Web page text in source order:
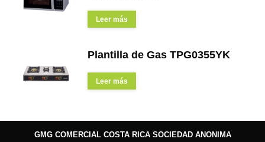
Leer más
Plantilla de Gas TPG0355YK
Leer más
GMG COMERCIAL COSTA RICA SOCIEDAD ANONIMA